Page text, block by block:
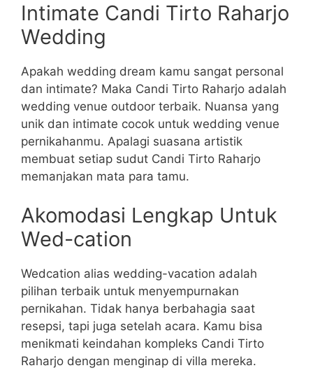
Intimate Candi Tirto Raharjo
Wedding
Apakah wedding dream kamu sangat personal
dan intimate? Maka Candi Tirto Raharjo adalah
wedding venue outdoor terbaik. Nuansa yang
unik dan intimate cocok untuk wedding venue
pernikahanmu. Apalagi suasana artistik
membuat setiap sudut Candi Tirto Raharjo
memanjakan mata para tamu.
Akomodasi Lengkap Untuk
Wed-cation
Wedcation alias wedding-vacation adalah
pilihan terbaik untuk menyempurnakan
pernikahan. Tidak hanya berbahagia saat
resepsi, tapi juga setelah acara. Kamu bisa
menikmati keindahan kompleks Candi Tirto
Raharjo dengan menginap di villa mereka.